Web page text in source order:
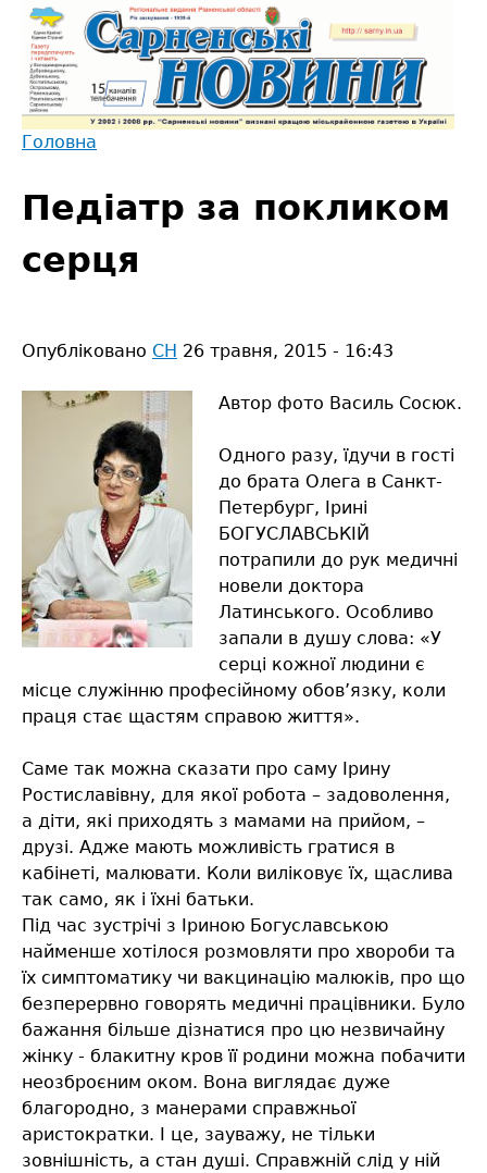
Jump
navigation
є
тут
Головна
to
top
Педіатр за покликом
серця
Опубліковано СН 26 травня, 2015 - 16:43
Автор фото Василь Сосюк.
Одного разу, їдучи в гості
до брата Олега в Санкт-
Петербург, Ірині
БОГУСЛАВСЬКІЙ
потрапили до рук медичні
новели доктора
Латинського. Особливо
запали в душу слова: «У
серці кожної людини є
місце служінню професійному обов’язку, коли
праця стає щастям справою життя».
Саме так можна сказати про саму Ірину
Ростиславівну, для якої робота – задоволення,
а діти, які приходять з мамами на прийом, –
друзі. Адже мають можливість гратися в
кабінеті, малювати. Коли виліковує їх, щаслива
так само, як і їхні батьки.
Під час зустрічі з Іриною Богуславською
найменше хотілося розмовляти про хвороби та
їх симптоматику чи вакцинацію малюків, про що
безперервно говорять медичні працівники. Було
бажання більше дізнатися про цю незвичайну
жінку - блакитну кров її родини можна побачити
неозброєним оком. Вона виглядає дуже
благородно, з манерами справжньої
аристократки. І це, зауважу, не тільки
зовнішність, а стан душі. Справжній слід у ній